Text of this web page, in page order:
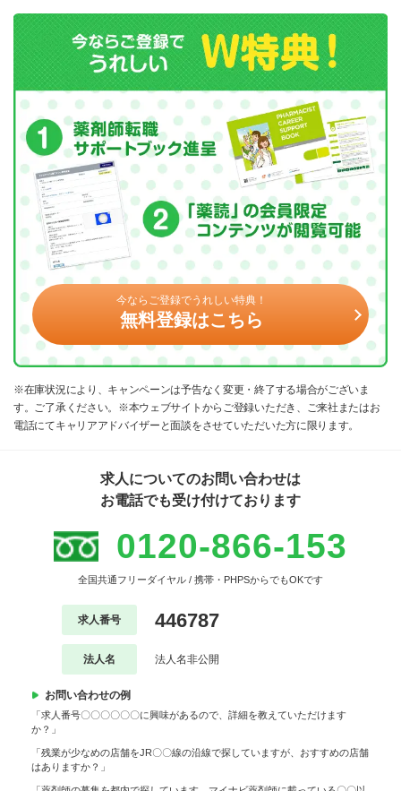
今ならご登録でうれしい特典！
無料登録はこちら
※在庫状況により、キャンペーンは予告なく変更・終了する場合がございま
す。ご了承ください。※本ウェブサイトからご登録いただき、ご来社またはお
電話にてキャリアアドバイザーと面談をさせていただいた方に限ります。
求人についてのお問い合わせは
お電話でも受け付けております
0120-866-153
全国共通フリーダイヤル / 携帯・PHPSからでもOKです
求人番号 446787
法人名 法人名非公開
お問い合わせの例
「求人番号〇〇〇〇〇〇に興味があるので、詳細を教えていただけます
か？」
「残業が少なめの店舗をJR〇〇線の沿線で探していますが、おすすめの店舗
はありますか？」